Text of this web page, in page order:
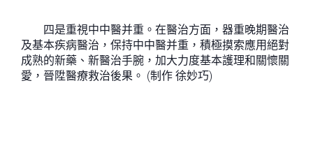
四是重視中中醫并重。在醫治方面，器重晚期醫治
及基本疾病醫治，保持中中醫并重，積極摸索應用絕對
成熟的新藥、新醫治手腕，加大力度基本護理和關懷關
愛，晉陞醫療救治後果。 (制作 徐妙巧)